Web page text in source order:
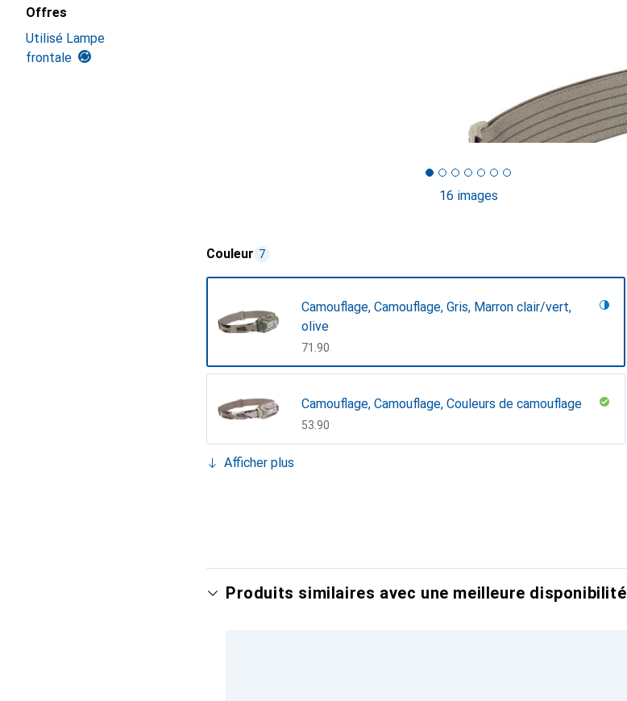
Offres
Utilisé Lampe
frontale
16 images
Couleur 7
Camouflage, Camouflage, Gris, Marron clair/vert,
olive
CHF
71.90
Camouflage, Camouflage, Couleurs de camouflage
CHF
53.90
Afficher plus
Produits similaires avec une meilleure disponibilité